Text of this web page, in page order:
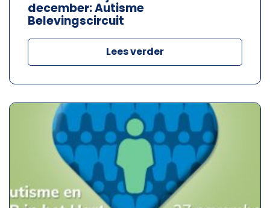
december: Autisme
Belevingscircuit
Lees verder